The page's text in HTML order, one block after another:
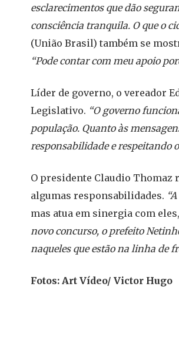
esclarecimentos que dão
consciência tranquila. O que o
(União Brasil) também se
“Pode contar com meu apoio
Líder de governo, o vereador
Legislativo. “O governo
população. Quanto às
responsabilidade e respeitando
O presidente Claudio Thomaz
algumas responsabilidades. “A
mas atua em sinergia com
novo concurso, o prefeito
naqueles que estão na linha de
Fotos: Art Vídeo/ Victor Hugo